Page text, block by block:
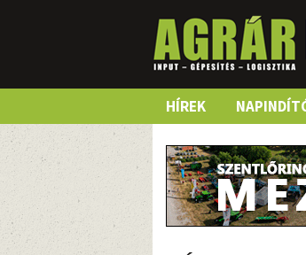
Skip
content
HÍREK